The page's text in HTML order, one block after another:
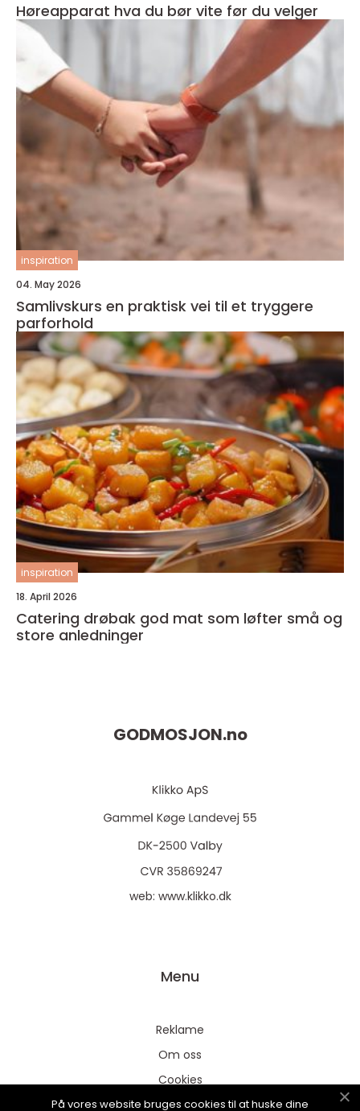
Høreapparat hva du bør vite før du velger
inspiration
04. May 2026
Samlivskurs en praktisk vei til et tryggere
parforhold
inspiration
18. April 2026
Catering drøbak god mat som løfter små og
store anledninger
GODMOSJON.no
web: www.klikko.dk
Menu
Reklame
Om oss
Cookies
Kontakt Oss
På vores website bruges cookies til at huske dine